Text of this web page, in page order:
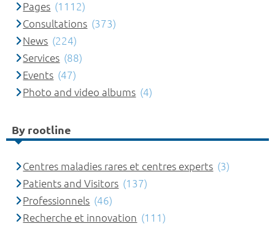
Pages (1112)
Consultations (373)
News (224)
Services (88)
Events (47)
Photo and video albums (4)
By rootline
Centres maladies rares et centres experts (3)
Patients and Visitors (137)
Professionnels (46)
Recherche et innovation (111)